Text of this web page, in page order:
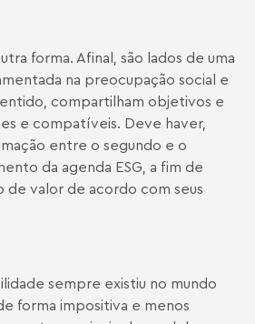
forma. Afinal, são lados de uma
na preocupação social e
compartilham objetivos e
e compatíveis. Deve haver,
entre o segundo e o
da agenda ESG, a fim de
de valor de acordo com seus
sempre existiu no mundo
forma impositiva e menos